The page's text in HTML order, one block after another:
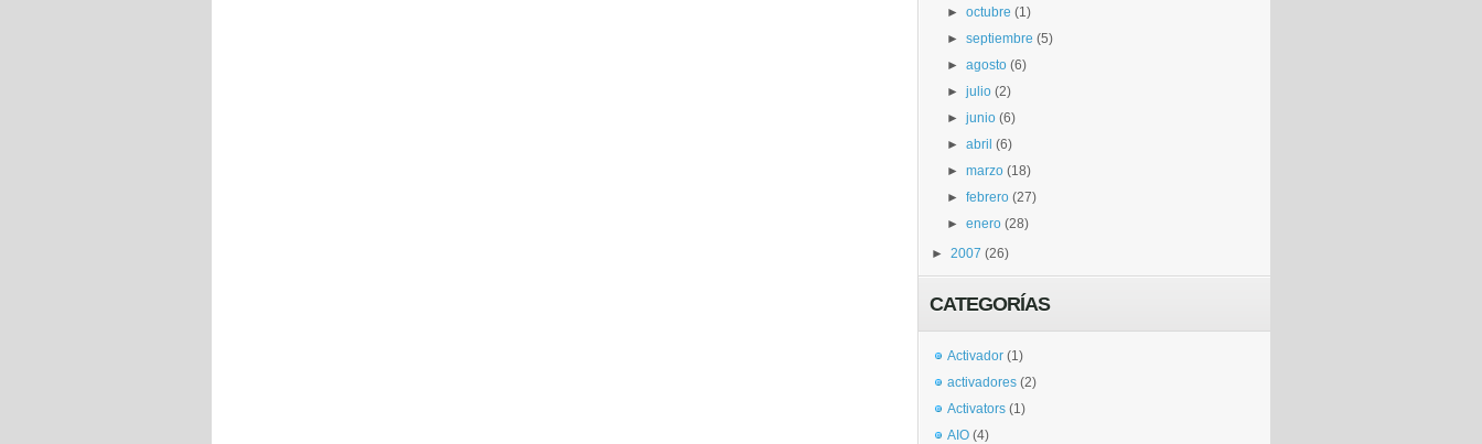
►octubre (1)
►septiembre (5)
►agosto (6)
►julio (2)
►junio (6)
►abril (6)
►marzo (18)
►febrero (27)
►enero (28)
► 2007 (26)
CATEGORÍAS
Activador (1)
activadores (2)
Activators (1)
AIO (4)